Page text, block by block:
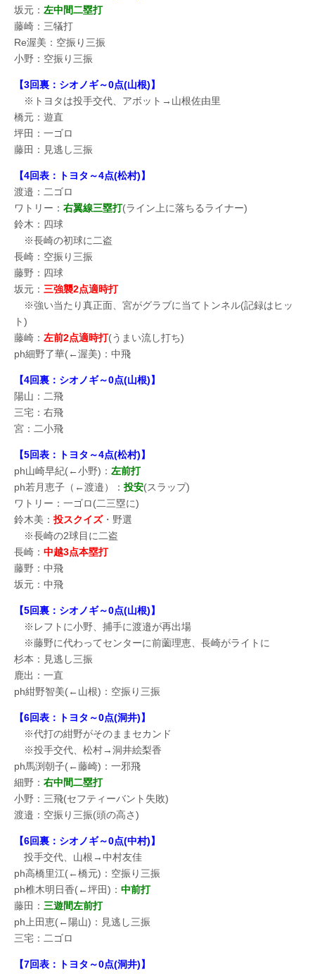
坂元： 左中間二塁打
藤崎：三犠打
Re渥美：空振り三振
小野：空振り三振
【3回裏：シオノギ～0点(山根)】
※トヨタは投手交代、アボット→山根佐由里
橋元：遊直
坪田：一ゴロ
藤田：見逃し三振
【4回表：トヨタ～4点(松村)】
渡邉：二ゴロ
ワトリー： 右翼線三塁打(ライン上に落ちるライナー)
鈴木：四球
※長崎の初球に二盗
長崎：空振り三振
藤野：四球
坂元： 三強襲2点適時打
※強い当たり真正面、宮がグラブに当てトンネル(記録はヒッ
ト)
藤崎： 左前2点適時打(うまい流し打ち)
ph細野了華(←渥美)：中飛
【4回裏：シオノギ～0点(山根)】
陽山：二飛
三宅：右飛
宮：二小飛
【5回表：トヨタ～4点(松村)】
ph山崎早紀(←小野)： 左前打
ph若月恵子（←渡邉）： 投安(スラップ)
ワトリー：一ゴロ(二三塁に)
鈴木美： 投スクイズ・野選
※長崎の2球目に二盗
長崎： 中越3点本塁打
藤野：中飛
坂元：中飛
【5回裏：シオノギ～0点(山根)】
※レフトに小野、捕手に渡邉が再出場
※藤野に代わってセンターに前薗理恵、長崎がライトに
杉本：見逃し三振
鹿出：一直
ph紺野智美(←山根)：空振り三振
【6回表：トヨタ～0点(洞井)】
※代打の紺野がそのままセカンド
※投手交代、松村→洞井絵梨香
ph馬渕朝子(←藤崎)：一邪飛
細野： 右中間二塁打
小野：三飛(セフティーバント失敗)
渡邉：空振り三振(頭の高さ)
【6回裏：シオノギ～0点(中村)】
投手交代、山根→中村友佳
ph高橋里江(←橋元)：空振り三振
ph椎木明日香(←坪田)： 中前打
藤田： 三遊間左前打
ph上田恵(←陽山)：見逃し三振
三宅：二ゴロ
【7回表：トヨタ～0点(洞井)】